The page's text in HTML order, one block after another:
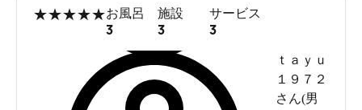
★★★★★お風呂
3
施設
3
サービス
3
ｔａｙｕ
１９７２
さん(男